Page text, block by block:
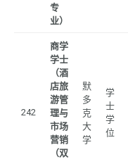
专
业）
242
商学
学士
（酒
店旅
游管
理与
市场
营销
（双
默
多
克
大
学
学
士
学
位